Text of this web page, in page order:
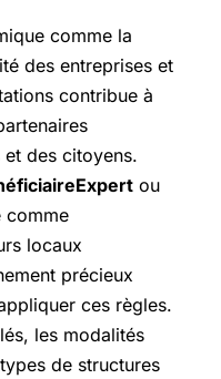
comme la
des entreprises et
contribue à
des citoyens.
ou
comme
locaux
précieux
ces règles.
les modalités
de structures